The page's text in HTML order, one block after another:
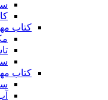
کتاب
کتاب